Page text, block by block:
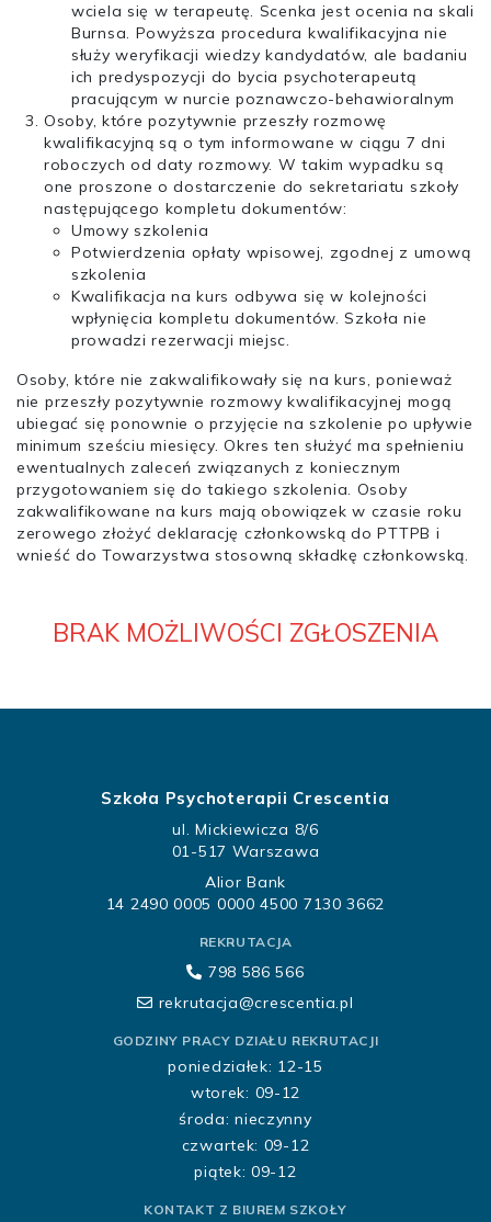
wciela się w terapeutę. Scenka jest ocenia na skali
Burnsa. Powyższa procedura kwalifikacyjna nie
służy weryfikacji wiedzy kandydatów, ale badaniu
ich predyspozycji do bycia psychoterapeutą
pracującym w nurcie poznawczo-behawioralnym
Osoby, które pozytywnie przeszły rozmowę
kwalifikacyjną są o tym informowane w ciągu 7 dni
roboczych od daty rozmowy. W takim wypadku są
one proszone o dostarczenie do sekretariatu szkoły
następującego kompletu dokumentów:
Umowy szkolenia
Potwierdzenia opłaty wpisowej, zgodnej z umową
szkolenia
Kwalifikacja na kurs odbywa się w kolejności
wpłynięcia kompletu dokumentów. Szkoła nie
prowadzi rezerwacji miejsc.
Osoby, które nie zakwalifikowały się na kurs, ponieważ
nie przeszły pozytywnie rozmowy kwalifikacyjnej mogą
ubiegać się ponownie o przyjęcie na szkolenie po upływie
minimum sześciu miesięcy. Okres ten służyć ma spełnieniu
ewentualnych zaleceń związanych z koniecznym
przygotowaniem się do takiego szkolenia. Osoby
zakwalifikowane na kurs mają obowiązek w czasie roku
zerowego złożyć deklarację członkowską do PTTPB i
wnieść do Towarzystwa stosowną składkę członkowską.
BRAK MOŻLIWOŚCI ZGŁOSZENIA
Szkoła Psychoterapii Crescentia
ul. Mickiewicza 8/6
01-517 Warszawa
Alior Bank
14 2490 0005 0000 4500 7130 3662
REKRUTACJA
798 586 566
rekrutacja@crescentia.pl
GODZINY PRACY DZIAŁU REKRUTACJI
poniedziałek: 12-15
wtorek: 09-12
środa: nieczynny
czwartek: 09-12
piątek: 09-12
KONTAKT Z BIUREM SZKOŁY